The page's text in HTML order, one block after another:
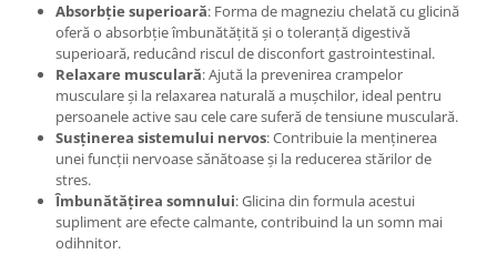
Absorbție superioară: Forma de magneziu chelată cu glicină
oferă o absorbție îmbunătățită și o toleranță digestivă
superioară, reducând riscul de disconfort gastrointestinal.
Relaxare musculară: Ajută la prevenirea crampelor
musculare și la relaxarea naturală a mușchilor, ideal pentru
persoanele active sau cele care suferă de tensiune musculară.
Susținerea sistemului nervos: Contribuie la menținerea
unei funcții nervoase sănătoase și la reducerea stărilor de
stres.
Îmbunătățirea somnului: Glicina din formula acestui
supliment are efecte calmante, contribuind la un somn mai
odihnitor.